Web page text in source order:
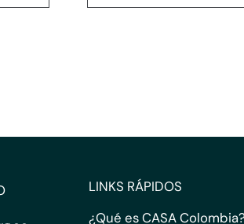
LINKS RÁPIDOS
¿Qué es CASA